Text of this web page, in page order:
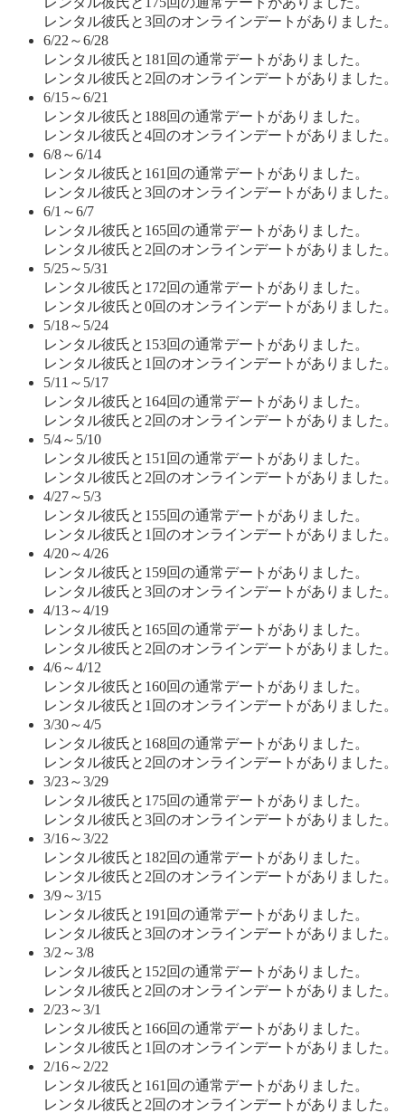
レンタル彼氏と3回のオンラインデートがありました。
6/22～6/28
レンタル彼氏と181回の通常デートがありました。
レンタル彼氏と2回のオンラインデートがありました。
6/15～6/21
レンタル彼氏と188回の通常デートがありました。
レンタル彼氏と4回のオンラインデートがありました。
6/8～6/14
レンタル彼氏と161回の通常デートがありました。
レンタル彼氏と3回のオンラインデートがありました。
6/1～6/7
レンタル彼氏と165回の通常デートがありました。
レンタル彼氏と2回のオンラインデートがありました。
5/25～5/31
レンタル彼氏と172回の通常デートがありました。
レンタル彼氏と0回のオンラインデートがありました。
5/18～5/24
レンタル彼氏と153回の通常デートがありました。
レンタル彼氏と1回のオンラインデートがありました。
5/11～5/17
レンタル彼氏と164回の通常デートがありました。
レンタル彼氏と2回のオンラインデートがありました。
5/4～5/10
レンタル彼氏と151回の通常デートがありました。
レンタル彼氏と2回のオンラインデートがありました。
4/27～5/3
レンタル彼氏と155回の通常デートがありました。
レンタル彼氏と1回のオンラインデートがありました。
4/20～4/26
レンタル彼氏と159回の通常デートがありました。
レンタル彼氏と3回のオンラインデートがありました。
4/13～4/19
レンタル彼氏と165回の通常デートがありました。
レンタル彼氏と2回のオンラインデートがありました。
4/6～4/12
レンタル彼氏と160回の通常デートがありました。
レンタル彼氏と1回のオンラインデートがありました。
3/30～4/5
レンタル彼氏と168回の通常デートがありました。
レンタル彼氏と2回のオンラインデートがありました。
3/23～3/29
レンタル彼氏と175回の通常デートがありました。
レンタル彼氏と3回のオンラインデートがありました。
3/16～3/22
レンタル彼氏と182回の通常デートがありました。
レンタル彼氏と2回のオンラインデートがありました。
3/9～3/15
レンタル彼氏と191回の通常デートがありました。
レンタル彼氏と3回のオンラインデートがありました。
3/2～3/8
レンタル彼氏と152回の通常デートがありました。
レンタル彼氏と2回のオンラインデートがありました。
2/23～3/1
レンタル彼氏と166回の通常デートがありました。
レンタル彼氏と1回のオンラインデートがありました。
2/16～2/22
レンタル彼氏と161回の通常デートがありました。
レンタル彼氏と2回のオンラインデートがありました。